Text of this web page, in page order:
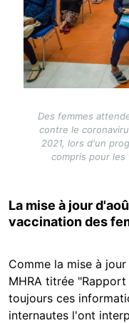
Des femmes
contre le
2021, lors d'un
compris pour les
La mise à jour
vaccination des
Comme la mise à
MHRA titrée
toujours ces
internautes l'ont